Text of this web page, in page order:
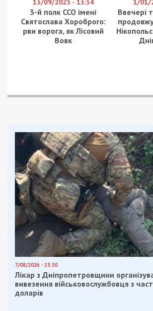
Facebook
Telegram
TwitterViber
Категории:Суспільство,Топ|
безпілотник, ,
Приєднатися
Читайте також
Предыдущая статья:
У Дніпрі судитимуть
“кришує” кримінал
Следующая статья:
Мер Старокостянтинова
підлеглій, якій неодноразово
премії